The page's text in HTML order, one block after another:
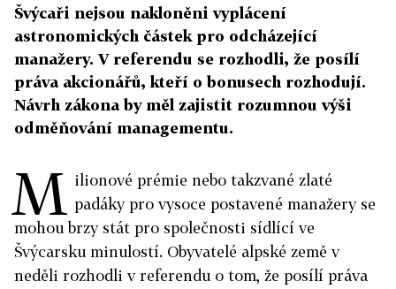
Švýcaři nejsou nakloněni vyplácení
astronomických částek pro odcházející
manažery. V referendu se rozhodli, že posílí
práva akcionářů, kteří o bonusech rozhodují.
Návrh zákona by měl zajistit rozumnou výši
odměňování managementu.
M ilionové prémie nebo takzvané zlaté
padáky pro vysoce postavené manažery se
mohou brzy stát pro společnosti sídlící ve
Švýcarsku minulostí. Obyvatelé alpské země v
neděli rozhodli v referendu o tom, že posílí práva